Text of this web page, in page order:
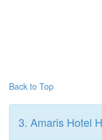
Back to Top
3. Amaris Hotel